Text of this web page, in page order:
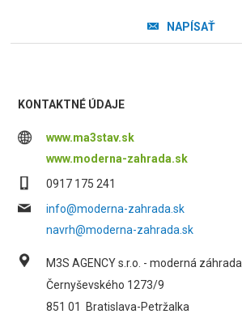
NAPÍSAŤ
KONTAKTNÉ ÚDAJE
www.ma3stav.sk
www.moderna-zahrada.sk
0917 175 241
info@moderna-zahrada.sk
navrh@moderna-zahrada.sk
M3S AGENCY s.r.o. - moderná záhrada
Černyševského 1273/9
851 01
Bratislava-Petržalka